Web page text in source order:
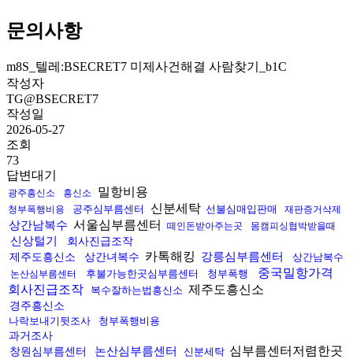
문의사항
m8S_텔레:BSECRET7 미제사건해결 사람찾기_b1C
작성자
TG@BSECRET7
작성일
2026-05-27
조회
73
답변대기
광주흥신소 흥신소 밀항비용
청부폭행비용 공주심부름센터 신분세탁 선불심매입판매 재판증거삭제
상간남복수 서울심부름센터 떼인돈받아주는곳 몸캠피싱협박받을때
신상털기
회사진급조작
제주도흥신소
상간녀복수 카톡해킹 강릉심부름센터 상간남복수
논산심부름센터 후불가능한곳심부름센터 청부폭행
중국밀항가격
회사진급조작
복수잘하는법흥신소 제주도흥신소
경주흥신소
나락보내기뒷조사
청부폭행비용
과거조사
창원심부름센터
논산심부름센터 신분세탁 심부름센터저렴한곳